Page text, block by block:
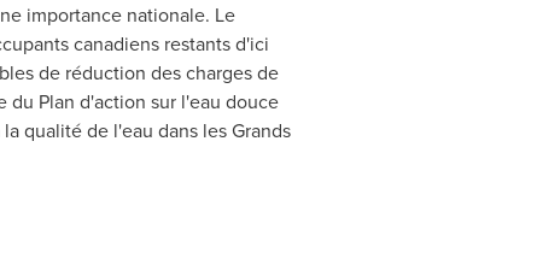
importance nationale. Le
canadiens restants d'ici
de réduction des charges de
du Plan d'action sur l'eau douce
qualité de l'eau dans les Grands